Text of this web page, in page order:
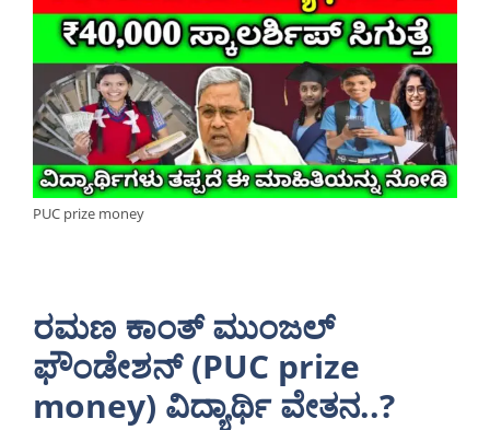
PUC prize money
ರಮಣ ಕಾಂತ್ ಮುಂಜಲ್
ಫೌಂಡೇಶನ್ (PUC prize
money) ವಿದ್ಯಾರ್ಥಿ ವೇತನ..?